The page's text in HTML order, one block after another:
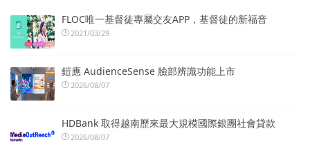
FLOC唯一基督徒專屬交友APP，基督徒的新福音
2021/03/29
鎧應 AudienceSense 臉部辨識功能上市
2026/08/07
HDBank 取得越南歷來最大規模國際銀團社會貸款
2026/08/07